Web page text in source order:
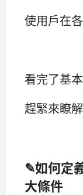
使用戶在
看完了基
趕緊來瞭
✎如何定
大條件